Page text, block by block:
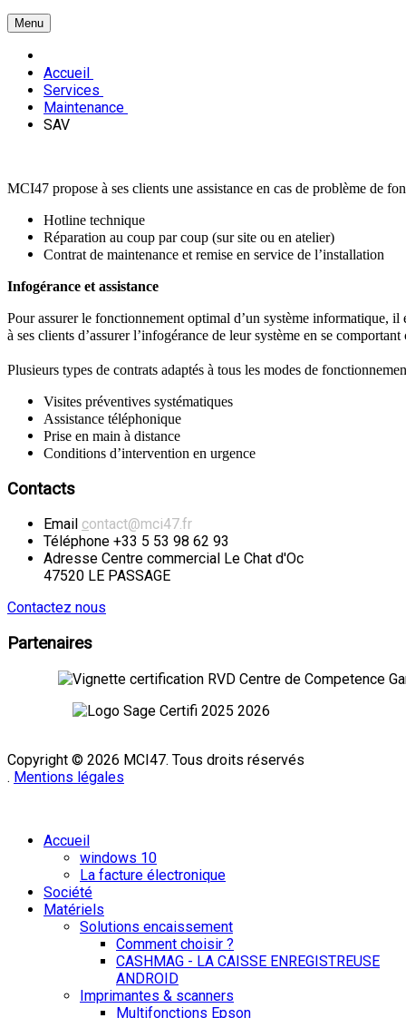
Menu
Accueil
Services
Maintenance
SAV
MCI47 propose à ses clients une assistance en cas de problème de
Hotline technique
Réparation au coup par coup (sur site ou en atelier)
Contrat de maintenance et remise en service de l’installation
Infogérance et assistance
Pour assurer le fonctionnement optimal d’un système informatique,
à ses clients d’assurer l’infogérance de leur système en se
Plusieurs types de contrats adaptés à tous les modes de
Visites préventives systématiques
Assistance téléphonique
Prise en main à distance
Conditions d’intervention en urgence
Contacts
Email contact@mci47.fr
Téléphone +33 5 53 98 62 93
Adresse Centre commercial Le Chat d'Oc
47520 LE PASSAGE
Contactez nous
Partenaires
Copyright © 2026 MCI47. Tous droits réservés
. Mentions légales
Accueil
windows 10
La facture électronique
Société
Matériels
Solutions encaissement
Comment choisir ?
CASHMAG - LA CAISSE ENREGISTREUSE
ANDROID
Imprimantes & scanners
Multifonctions Epson